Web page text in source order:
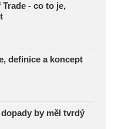
- co to je,
definice a koncept
by měl tvrdý